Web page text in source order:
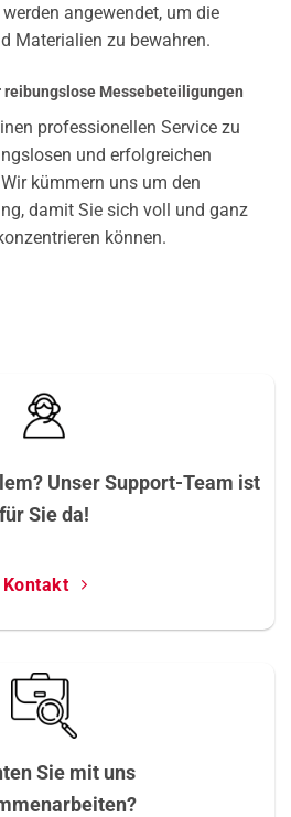
angewendet, um die
Materialien zu bewahren.
Messebeteiligungen
professionellen Service zu
und erfolgreichen
kümmern uns um den
damit Sie sich voll und ganz
können.
Unser Support-Team ist
für Sie da!
Kontakt
Sie mit uns